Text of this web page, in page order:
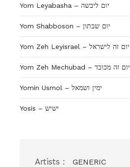
Yom Leyabasha – יום ליבשה
Yom Shabboson – יום שבתון
Yom Zeh Leyisrael – יום זה לישראל
Yom Zeh Mechubad – יום זה מכובד
Yosis – ישיש
Artists : GENERIC